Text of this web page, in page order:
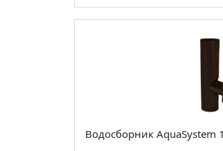
Водосборник AquaSystem